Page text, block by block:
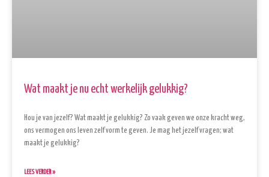
Wat maakt je nu echt werkelijk gelukkig?
Hou je van jezelf? Wat maakt je gelukkig? Zo vaak geven we onze kracht weg,
ons vermogen ons leven zelf vorm te geven. Je mag het jezelf vragen; wat
maakt je gelukkig?
LEES VERDER »